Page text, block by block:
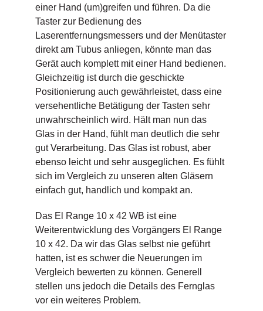
einer Hand (um)greifen und führen. Da die
Taster zur Bedienung des
Laserentfernungsmessers und der Menütaster
direkt am Tubus anliegen, könnte man das
Gerät auch komplett mit einer Hand bedienen.
Gleichzeitig ist durch die geschickte
Positionierung auch gewährleistet, dass eine
versehentliche Betätigung der Tasten sehr
unwahrscheinlich wird. Hält man nun das
Glas in der Hand, fühlt man deutlich die sehr
gut Verarbeitung. Das Glas ist robust, aber
ebenso leicht und sehr ausgeglichen. Es fühlt
sich im Vergleich zu unseren alten Gläsern
einfach gut, handlich und kompakt an.
Das El Range 10 x 42 WB ist eine
Weiterentwicklung des Vorgängers El Range
10 x 42. Da wir das Glas selbst nie geführt
hatten, ist es schwer die Neuerungen im
Vergleich bewerten zu können. Generell
stellen uns jedoch die Details des Fernglas
vor ein weiteres Problem.